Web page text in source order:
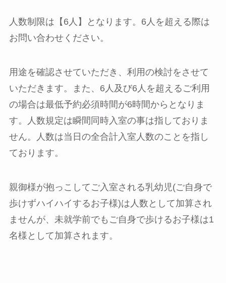
人数制限は【6人】となります。6人を超える際は
お問い合わせください。
用途を確認させていただき、利用の検討をさせて
いただきます。また、6人及び6人を超えるご利用
の場合は最低予約必須時間が6時間からとなりま
す。人数規定は瞬間同時入室の事は指しておりま
せん。人数は当日の全合計入室人数のことを指し
ております。
親御様が抱っこしてご入室される乳幼児(ご自身で
歩けずハイハイするお子様)は人数として加算され
ませんが、未就学前でもご自身で歩けるお子様は1
名様として加算されます。